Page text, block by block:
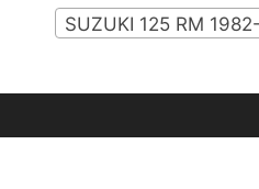
SUZUKI 125 RM